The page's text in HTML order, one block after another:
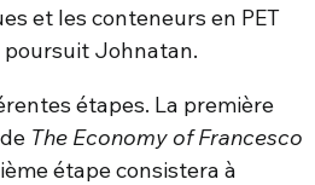
et les conteneurs en PET
poursuit Johnatan.
étapes. La première
The Economy of Francesco
étape consistera à